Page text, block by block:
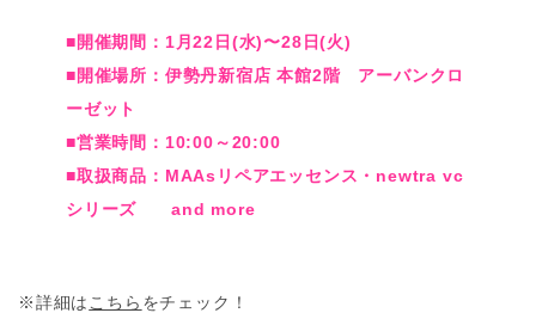
■開催期間：1月22日(水)〜28日(火)
■開催場所：伊勢丹新宿店 本館2階 アーバンクロ
ーゼット
■営業時間：10:00～20:00
■取扱商品：MAAsリペアエッセンス・newtra vc
シリーズ and more
※詳細は こちら をチェック！